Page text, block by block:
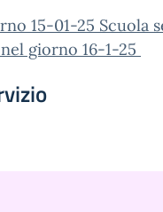
15-01-25 Scuola
giorno 16-1-25